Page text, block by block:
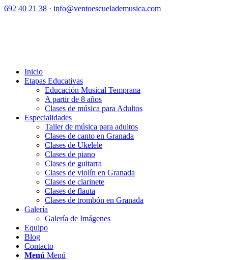
692 40 21 38 · info@ventoescuelademusica.com
Inicio
Etapas Educativas
Educación Musical Temprana
A partir de 8 años
Clases de música para Adultos
Especialidades
Taller de música para adultos
Clases de canto en Granada
Clases de Ukelele
Clases de piano
Clases de guitarra
Clases de violín en Granada
Clases de clarinete
Clases de flauta
Clases de trombón en Granada
Galería
Galería de Imágenes
Equipo
Blog
Contacto
Menú Menú